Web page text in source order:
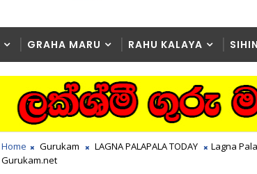
GRAHA MARU RAHU KALAYA
Home Gurukam LAGNA PALAPALA TODAY
Lagna
Gurukam.net